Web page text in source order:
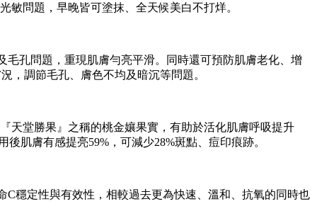
問題，早晚皆可塗抹、全天候美白不打烊。
孔問題，重現肌膚勻亮平滑。同時還可預防肌膚老化、增
，調節毛孔、膚色不均及暗沉等問題。
天堂勝果』之稱的桃金孃果實，有助於活化肌膚呼吸提升
肌膚有感提亮59%，可減少28%斑點、痘印痕跡。
穩定性與有效性，相較過去更為快速、溫和、抗氧的同時也